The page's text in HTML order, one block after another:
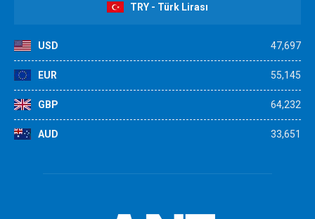
TRY - Türk Lirası
USD 47,697
EUR 55,145
GBP 64,232
AUD 33,651